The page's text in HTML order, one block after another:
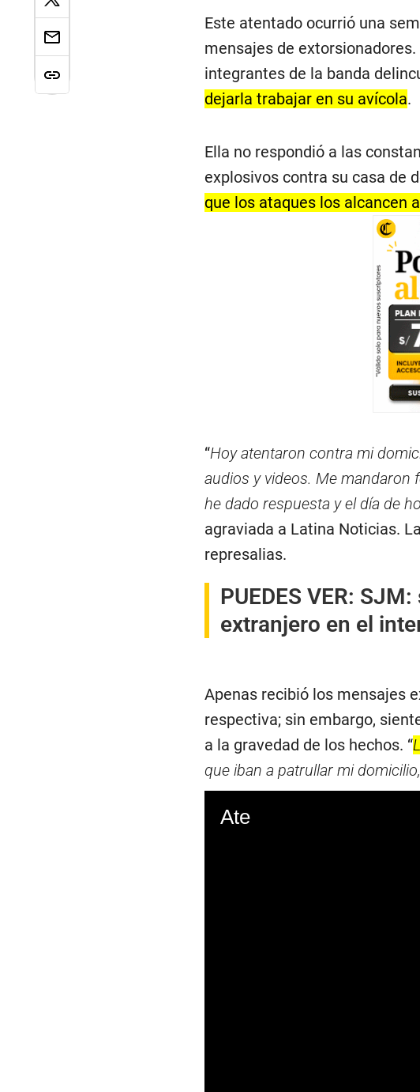
Este atentado ocurrió una
mensajes de
integrantes de la banda
dejarla trabajar en su avícola.
Ella no respondió a las
explosivos contra su casa de
que los ataques los alcancen
“Hoy atentaron contra mi
audios y videos. Me mandaron
he dado respuesta y el día de
agraviada a Latina Noticias.
represalias.
PUEDES VER: SJM:
extranjero en el
Apenas recibió los mensajes
respectiva; sin embargo,
a la gravedad de los hechos. “
que iban a patrullar mi
Ate